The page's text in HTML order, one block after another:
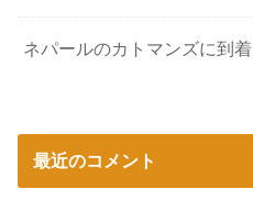
ネパールのカトマンズに到着
最近のコメント